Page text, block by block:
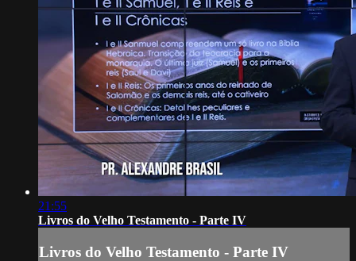
21:55
Livros do Velho Testamento - Parte IV
Livros do Velho Testamento - Parte IV